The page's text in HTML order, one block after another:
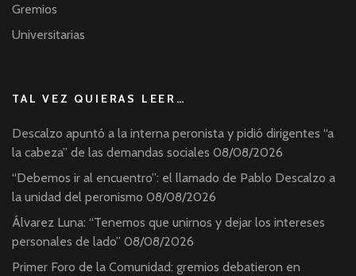
Gremios
Universitarias
TAL VEZ QUIERAS LEER…
Descalzo apuntó a la interna peronista y pidió dirigentes “a
la cabeza” de las demandas sociales 08/08/2026
“Debemos ir al encuentro”: el llamado de Pablo Descalzo a
la unidad del peronismo 08/08/2026
Álvarez Luna: “Tenemos que unirnos y dejar los intereses
personales de lado” 08/08/2026
Primer Foro de la Comunidad: gremios debatieron en